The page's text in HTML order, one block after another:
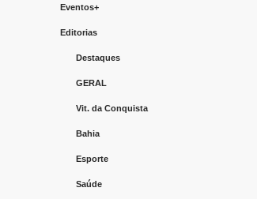
Eventos+
Editorias
Destaques
GERAL
Vit. da Conquista
Bahia
Esporte
Saúde